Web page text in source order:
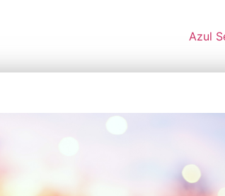
Azul